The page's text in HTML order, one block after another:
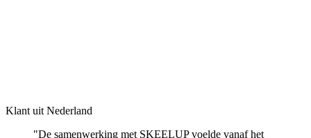
Klant uit Nederland
"De samenwerking met SKEELUP voelde vanaf het